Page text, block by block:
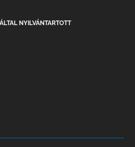
NYILVÁNTARTOTT